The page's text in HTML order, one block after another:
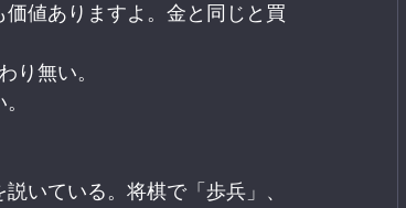
値ありますよ。金と同じと買
り無い。
いている。将棋で「歩兵」、